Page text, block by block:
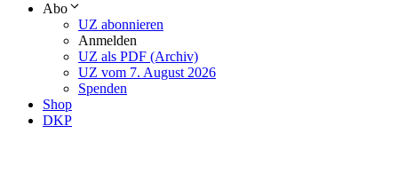
Abo
UZ abonnieren
Anmelden
UZ als PDF (Archiv)
UZ vom 7. August 2026
Spenden
Shop
DKP